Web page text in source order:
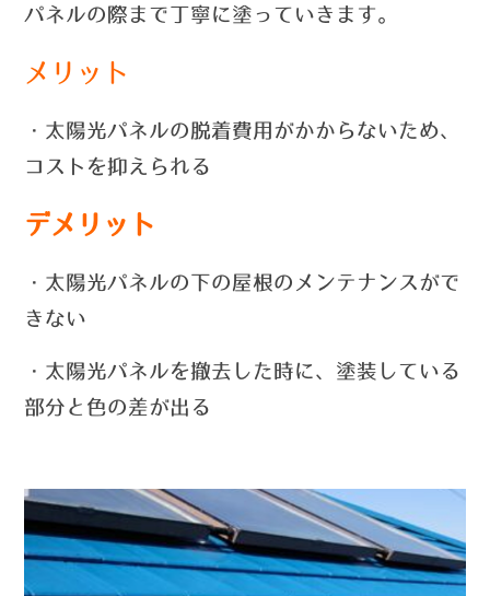
パネルの際まで丁寧に塗っていきます。
メリット
・太陽光パネルの脱着費用がかからないため、
コストを抑えられる
デメリット
・太陽光パネルの下の屋根のメンテナンスがで
きない
・太陽光パネルを撤去した時に、塗装している
部分と色の差が出る